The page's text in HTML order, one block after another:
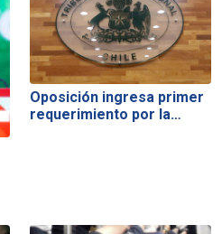
Oposición ingresa primer
requerimiento por la…